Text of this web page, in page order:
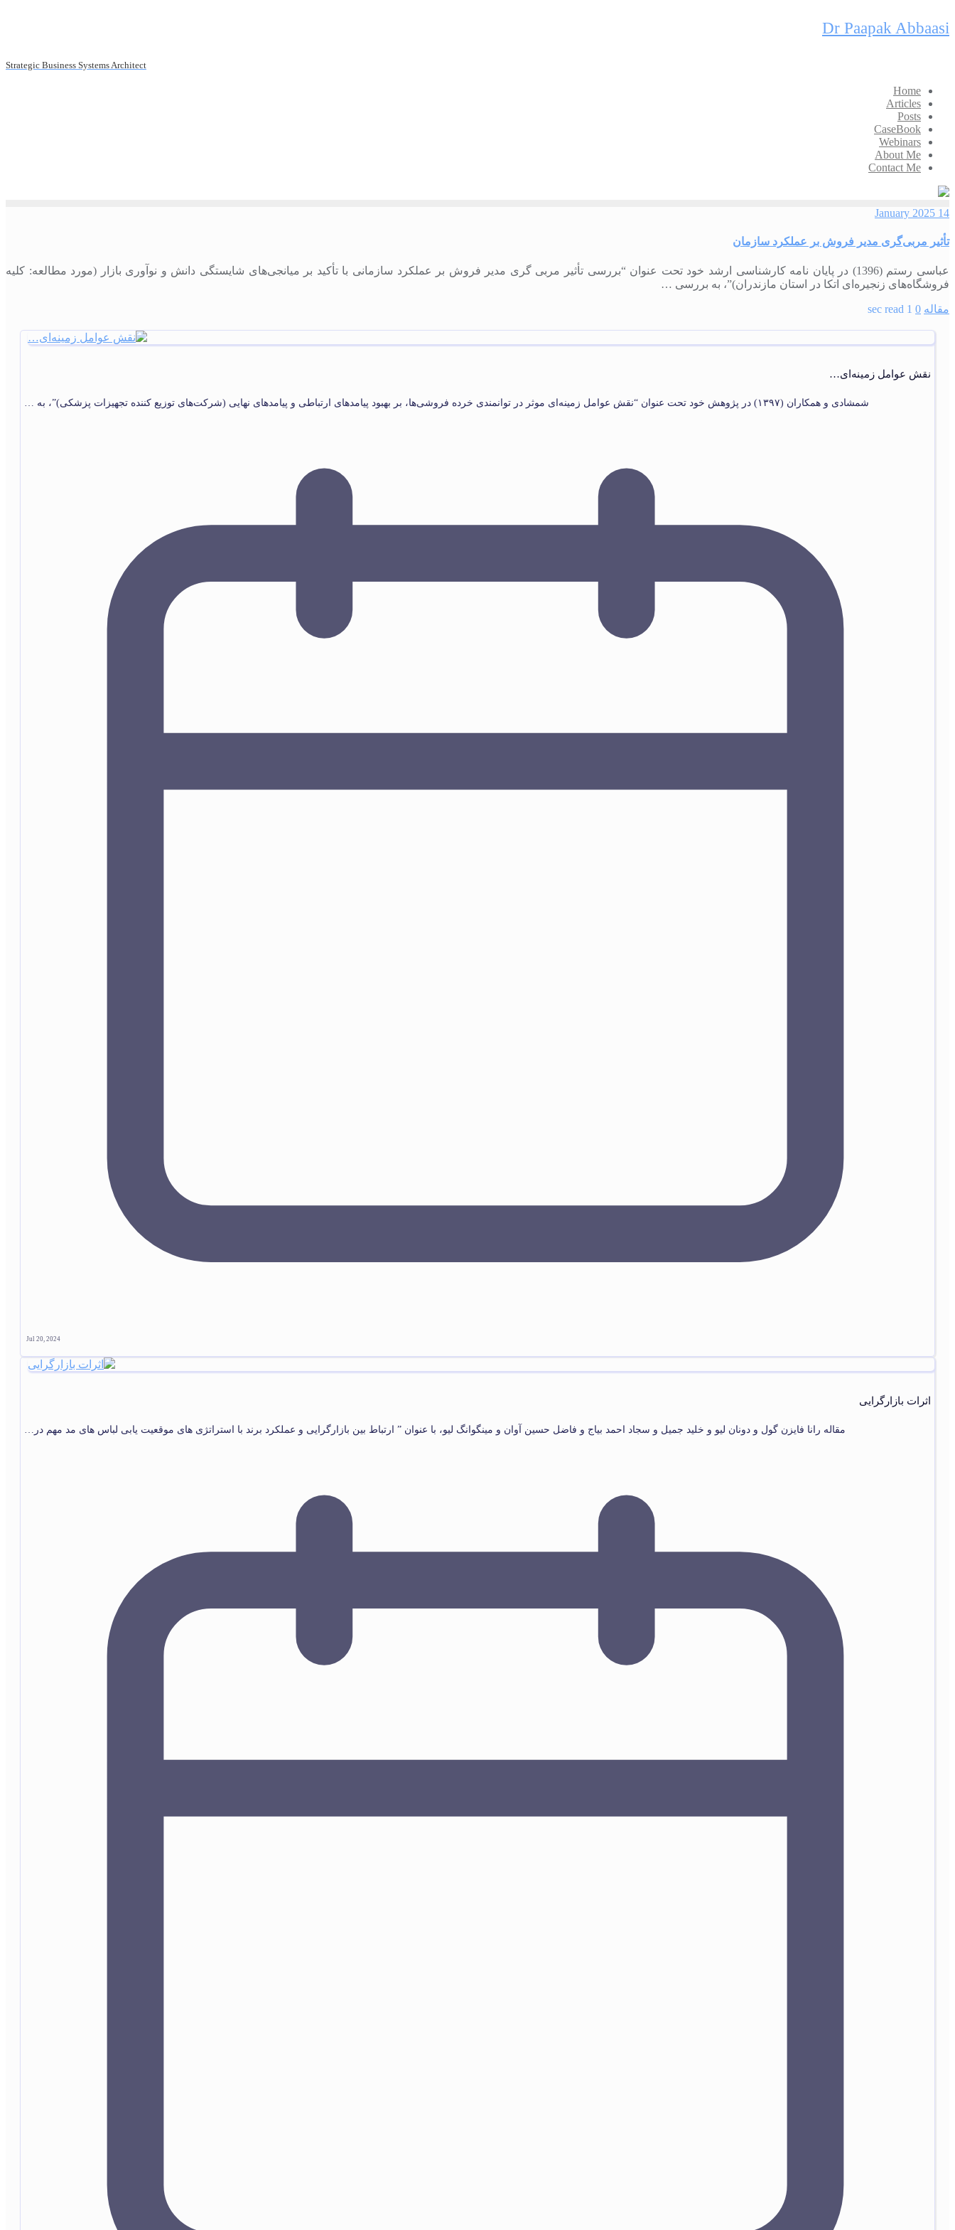
Skip
to
Dr Paapak Abbaasi
Strategic Business Systems Architect
Home
Articles
Posts
CaseBook
Webinars
About Me
Contact Me
14 January 2025
تأثیر مربی‌گری مدیر فروش بر عملکرد سازمان
عباسی رستم (1396) در پایان‏ نامه کارشناسی ارشد خود تحت عنوان “بررسی تأثیر مربی گری مدیر فروش بر عملکرد سازمانی با تأکید بر میانجی‌‏های شایستگی دانش و نوآوری بازار (مورد مطالعه: کلیه
فروشگاه‌‏های زنجیره‏‌ای اتکا در استان مازندران)”، به بررسی …
مقاله 0
1 sec read
نقش عوامل زمینه‌ای…
شمشادی و همکاران (۱۳۹۷) در پژوهش خود تحت عنوان “نقش عوامل زمینه‏‌ای موثر در توانمندی خرده فروشی‌‏ها، بر بهبود پیامدهای ارتباطی و پیامدهای نهایی (شرکت‌‏های توزیع کننده تجهیزات پزشکی)”، به …
Jul 20, 2024
اثرات بازارگرایی
مقاله رانا فایزن گول و دونان لیو و خلید جمیل و سجاد احمد بیاج و فاضل حسین آوان و مینگوانگ لیو، با عنوان ” ارتباط بین بازارگرایی و عملکرد برند با استراتژی های موقعیت یابی لباس های مد مهم در…